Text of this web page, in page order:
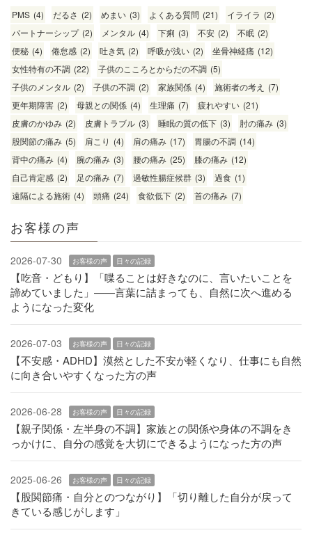
PMS (4) だるさ (2) めまい (3) よくある質問 (21) イライラ (2)
パートナーシップ (2) メンタル (4) 下痢 (3) 不安 (2) 不眠 (2)
便秘 (4) 倦怠感 (2) 吐き気 (2) 呼吸が浅い (2) 坐骨神経痛 (12)
女性特有の不調 (22) 子供のこころとからだの不調 (5)
子供のメンタル (2) 子供の不調 (2) 家族関係 (4) 施術者の考え (7)
更年期障害 (2) 母親との関係 (4) 生理痛 (7) 疲れやすい (21)
皮膚のかゆみ (2) 皮膚トラブル (3) 睡眠の質の低下 (3) 肘の痛み (3)
股関節の痛み (5) 肩こり (4) 肩の痛み (17) 胃腸の不調 (14)
背中の痛み (4) 腕の痛み (3) 腰の痛み (25) 膝の痛み (12)
自己肯定感 (2) 足の痛み (7) 過敏性腸症候群 (3) 過食 (1)
遠隔による施術 (4) 頭痛 (24) 食欲低下 (2) 首の痛み (7)
お客様の声
2026-07-30 お客様の声 日々の記録
【吃音・どもり】「喋ることは好きなのに、言いたいことを
諦めていました」——言葉に詰まっても、自然に次へ進める
ようになった変化
2026-07-03 お客様の声 日々の記録
【不安感・ADHD】漠然とした不安が軽くなり、仕事にも自然
に向き合いやすくなった方の声
2026-06-28 お客様の声 日々の記録
【親子関係・左半身の不調】家族との関係や身体の不調をき
っかけに、自分の感覚を大切にできるようになった方の声
2025-06-26 お客様の声 日々の記録
【股関節痛・自分とのつながり】「切り離した自分が戻って
きている感じがします」